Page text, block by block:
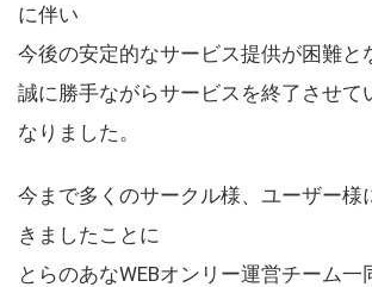
に伴い
今後の安定的なサービス提供が困難と
誠に勝手ながらサービスを終了させて
なりました。
今まで多くのサークル様、ユーザー様
きましたことに
とらのあなWEBオンリー運営チーム一